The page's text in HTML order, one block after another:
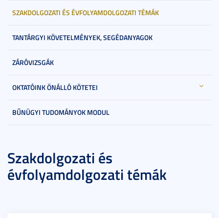
SZAKDOLGOZATI ÉS ÉVFOLYAMDOLGOZATI TÉMÁK
TANTÁRGYI KÖVETELMÉNYEK, SEGÉDANYAGOK
ZÁRÓVIZSGÁK
OKTATÓINK ÖNÁLLÓ KÖTETEI
BŰNÜGYI TUDOMÁNYOK MODUL
Szakdolgozati és
évfolyamdolgozati témák